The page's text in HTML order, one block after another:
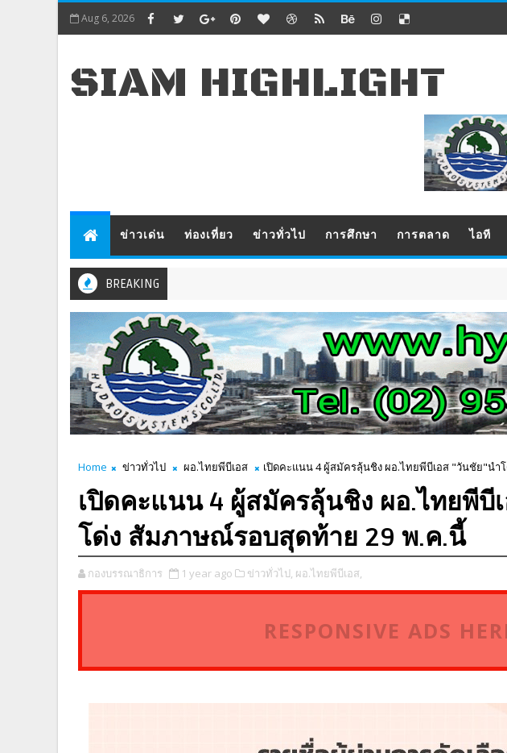
Aug 6, 2026
SIAM HIGHLIGHT
ข่าวเด่น ท่องเที่ยว ข่าวทั่วไป การศึกษา การตลาด ไอที
BREAKING
Home ข่าวทั่วไป ผอ.ไทยพีบีเอส เปิดคะแนน 4 ผู้สมัครลุ้นชิง ผอ.ไทยพีบีเอส "วันชัย"น
เปิดคะแนน 4 ผู้สมัครลุ้นชิง ผอ.ไทยพีบี
โด่ง สัมภาษณ์รอบสุดท้าย 29 พ.ค.นี้
กองบรรณาธิการ 1 year ago ข่าวทั่วไป, ผอ.ไทยพีบีเอส,
RESPONSIVE ADS